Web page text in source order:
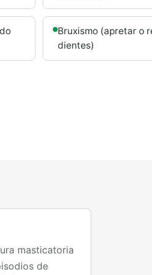
Bruxismo (apretar o
dientes)
masticatoria
de